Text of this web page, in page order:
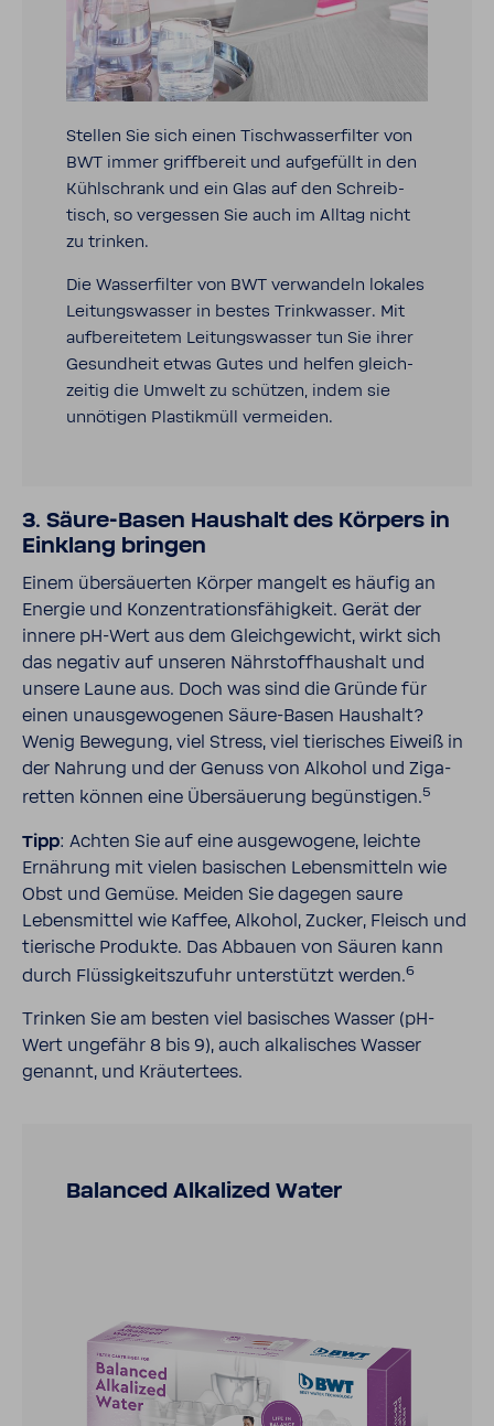
Stellen Sie sich einen Tisch­was­ser­filter von
BWT immer griff­be­reit und aufge­füllt in den
Kühl­schrank und ein Glas auf den Schreib­
tisch, so vergessen Sie auch im Alltag nicht
zu trinken.
Die Wasser­filter von BWT verwan­deln lokales
Leitungs­wasser in bestes Trink­wasser. Mit
aufbe­rei­tetem Leitungs­wasser tun Sie ihrer
Gesund­heit etwas Gutes und helfen gleich­
zeitig die Umwelt zu schützen, indem sie
unnö­tigen Plas­tik­müll vermeiden.
3. Säure-​​Basen Haus­halt des Körpers in
Einklang bringen
Einem über­säu­erten Körper mangelt es häufig an
Energie und Konzen­tra­ti­ons­fä­hig­keit. Gerät der
innere pH-​Wert aus dem Gleich­ge­wicht, wirkt sich
das negativ auf unseren Nähr­stoff­haus­halt und
unsere Laune aus. Doch was sind die Gründe für
einen unaus­ge­wo­genen Säure-​​Basen Haus­halt?
Wenig Bewe­gung, viel Stress, viel tieri­sches Eiweiß in
der Nahrung und der Genuss von Alkohol und Ziga­
retten können eine Über­säue­rung begüns­tigen.5
Tipp: Achten Sie auf eine ausge­wo­gene, leichte
Ernäh­rung mit vielen basi­schen Lebens­mit­teln wie
Obst und Gemüse. Meiden Sie dagegen saure
Lebens­mittel wie Kaffee, Alkohol, Zucker, Fleisch und
tieri­sche Produkte. Das Abbauen von Säuren kann
durch Flüs­sig­keits­zu­fuhr unter­stützt werden.6
Trinken Sie am besten viel basi­sches Wasser (pH-​
Wert unge­fähr 8 bis 9), auch alka­li­sches Wasser
genannt, und Kräu­ter­tees.
Balanced Alka­lized Water